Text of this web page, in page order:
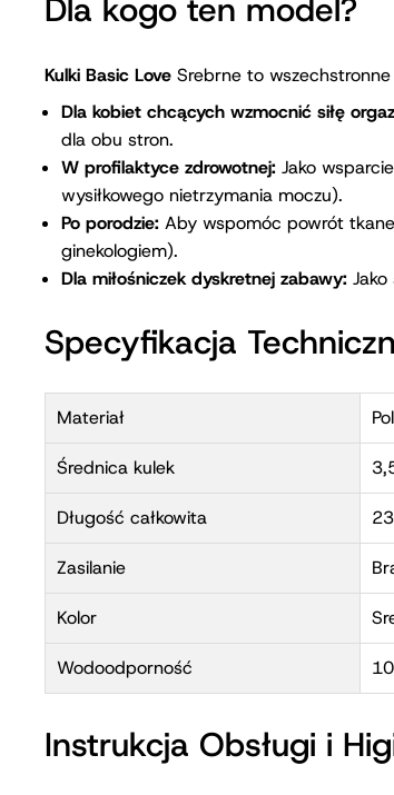
Wodoodporność:Możliwość używania
Dla kogo ten model?
Kulki Basic LoveSrebrne to wszechstronne
Dla kobiet chcących wzmocnić siłę
dla obu stron.
W profilaktyce zdrowotnej:Jako
wysiłkowego nietrzymania moczu).
Po porodzie:Aby wspomóc powrót
Dla miłośniczek dyskretnej zabawy:Jako
Specyfikacja
Średnica kulek
Wodoodporność